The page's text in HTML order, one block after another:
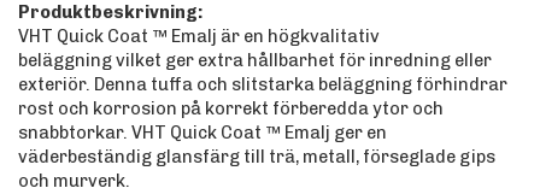
Produktbeskrivning:
VHT Quick Coat ™ Emalj är en högkvalitativ
beläggning vilket ger extra hållbarhet för inredning eller
exteriör. Denna tuffa och slitstarka beläggning förhindrar
rost och korrosion på korrekt förberedda ytor och
snabbtorkar. VHT Quick Coat ™ Emalj ger en
väderbeständig glansfärg till trä, metall, förseglade gips
och murverk.